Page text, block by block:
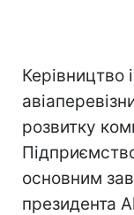
Керівництво
розвитку
основним
президента